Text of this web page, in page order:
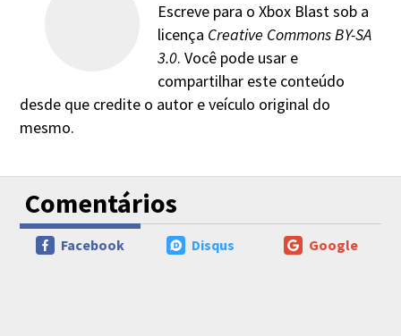
Escreve para o Xbox Blast sob a
licença Creative Commons BY-SA
3.0. Você pode usar e
compartilhar este conteúdo
desde que credite o autor e veículo original do
mesmo.
Comentários
Google
Disqus
Facebook